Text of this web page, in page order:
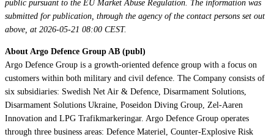
public pursuant to the EU Market Abuse Regulation. The information was
submitted for publication, through the agency of the contact persons set out
above, at 2026-05-21 08:00 CEST.
About Argo Defence Group AB (publ)
Argo Defence Group is a growth-oriented defence group with a focus on
customers within both military and civil defence. The Company consists of
six subsidiaries: Swedish Net Air & Defence, Disarmament Solutions,
Disarmament Solutions Ukraine, Poseidon Diving Group, Zel-Aaren
Innovation and LPG Trafikmarkeringar. Argo Defence Group operates
through three business areas: Defence Materiel, Counter-Explosive Risk